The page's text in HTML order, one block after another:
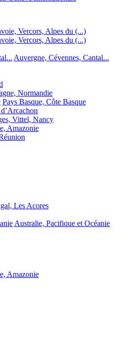
Vercors, Alpes du (...)
Vercors, Alpes du (...)
Auvergne, Cévennes, Cantal...
Normandie
Pays Basque, Côte Basque
Vittel, Nancy
Amazonie
Les Acores
Australie, Pacifique et Océanie
Amazonie